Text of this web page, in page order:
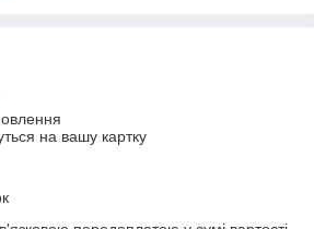
на вашу картку